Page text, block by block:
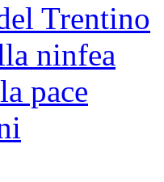
Trentino
ninfea
pace